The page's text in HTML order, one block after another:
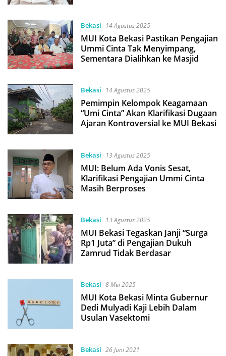
Bekasi 14 Agustus 2025
MUI Kota Bekasi Pastikan Pengajian
Ummi Cinta Tak Menyimpang,
Sementara Dialihkan ke Masjid
Bekasi 14 Agustus 2025
Pemimpin Kelompok Keagamaan
“Umi Cinta” Akan Klarifikasi Dugaan
Ajaran Kontroversial ke MUI Bekasi
Bekasi 13 Agustus 2025
MUI: Belum Ada Vonis Sesat,
Klarifikasi Pengajian Ummi Cinta
Masih Berproses
Bekasi 13 Agustus 2025
MUI Bekasi Tegaskan Janji “Surga
Rp1 Juta” di Pengajian Dukuh
Zamrud Tidak Berdasar
Bekasi 8 Mei 2025
MUI Kota Bekasi Minta Gubernur
Dedi Mulyadi Kaji Lebih Dalam
Usulan Vasektomi
Bekasi 26 Juni 2021